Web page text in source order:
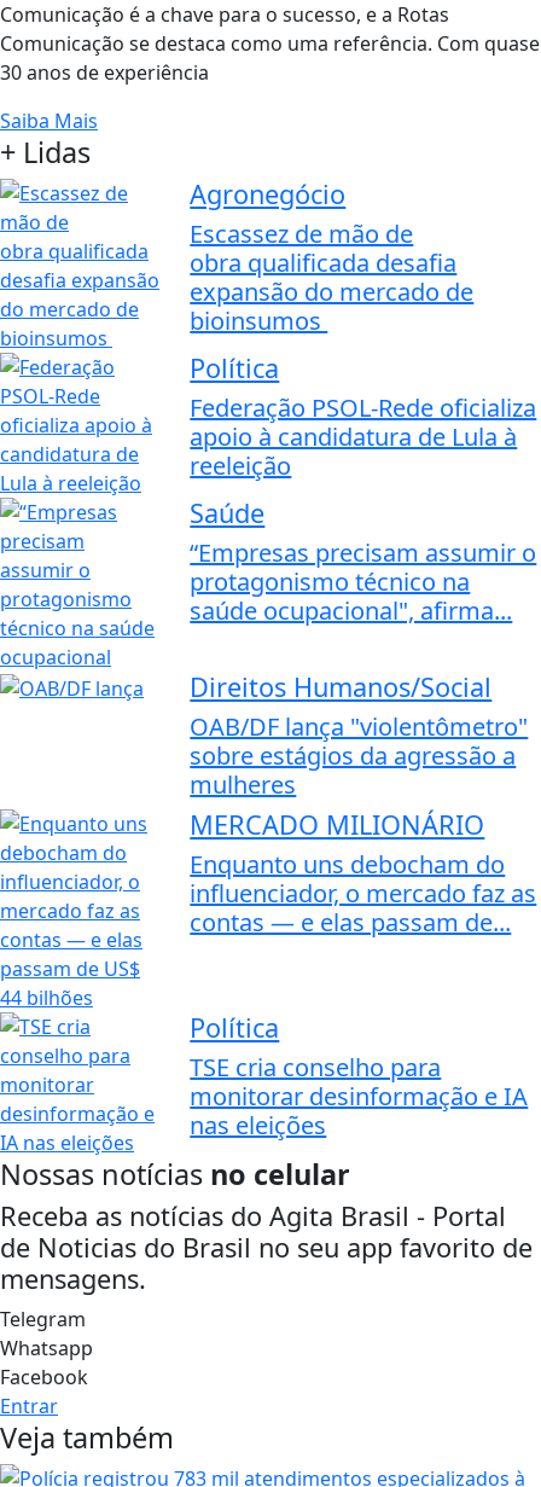
Comunicação é a chave para o sucesso, e a Rotas
Comunicação se destaca como uma referência. Com quase
30 anos de experiência
Saiba Mais
+ Lidas
Agronegócio
Escassez de mão de
obra qualificada desafia
expansão do mercado de
bioinsumos
Política
Federação PSOL-Rede oficializa
apoio à candidatura de Lula à
reeleição
Saúde
“Empresas precisam assumir o
protagonismo técnico na
saúde ocupacional", afirma...
Direitos Humanos/Social
OAB/DF lança "violentômetro"
sobre estágios da agressão a
mulheres
MERCADO MILIONÁRIO
Enquanto uns debocham do
influenciador, o mercado faz as
contas — e elas passam de...
Política
TSE cria conselho para
monitorar desinformação e IA
nas eleições
Nossas notícias no celular
Receba as notícias do Agita Brasil - Portal
de Noticias do Brasil no seu app favorito de
mensagens.
Telegram
Whatsapp
Facebook
Entrar
Veja também